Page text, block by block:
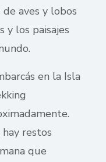
aves y lobos
y los paisajes
en la Isla
restos
que